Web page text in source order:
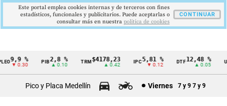
Cintillo
9,9 %
▼ 0.30
PIB2,8 %
▲ 0.10
TRM$4178,23
▲ 0.42
5,81 %
▼ 0.12
DTF12,48 %
▲ 0.05
UVR
Pico y Placa Medellín Viernes 7 y 9 7 y 9
Este portal emplea cookies internas y de terceros con fines
estadísticos, funcionales y publicitarios. Puede aceptarlas o
consultar más en nuestra politica de cookies
CONTINUAR